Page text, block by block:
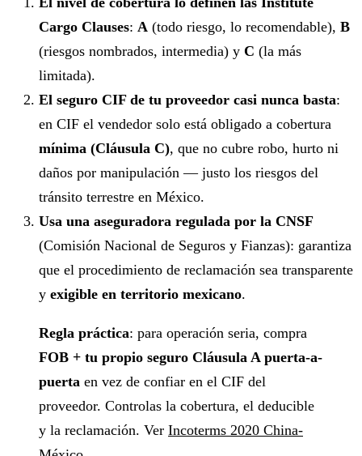
Cargo Clauses: A (todo riesgo, lo recomendable), B
(riesgos nombrados, intermedia) y C (la más
limitada).
El seguro CIF de tu proveedor casi nunca basta:
en CIF el vendedor solo está obligado a cobertura
mínima (Cláusula C), que no cubre robo, hurto ni
daños por manipulación — justo los riesgos del
tránsito terrestre en México.
Usa una aseguradora regulada por la CNSF
(Comisión Nacional de Seguros y Fianzas): garantiza
que el procedimiento de reclamación sea transparente
y exigible en territorio mexicano.
Regla práctica: para operación seria, compra
FOB + tu propio seguro Cláusula A puerta-a-
puerta en vez de confiar en el CIF del
proveedor. Controlas la cobertura, el deducible
y la reclamación. Ver Incoterms 2020 China-